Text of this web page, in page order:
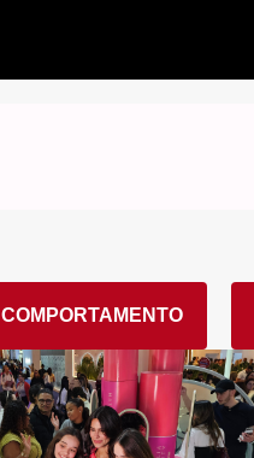
COMPORTAMENTO